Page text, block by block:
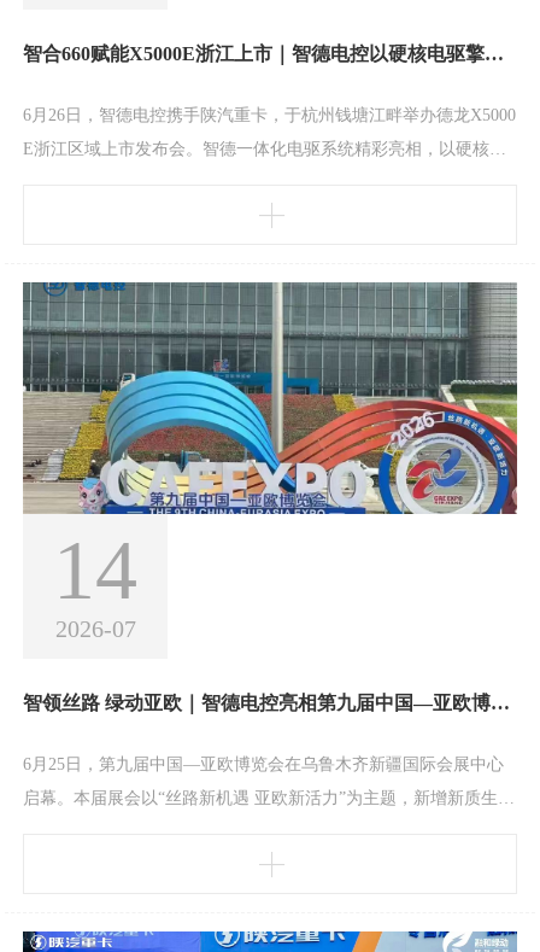
智合660赋能X5000E浙江上市｜智德电控以硬核电驱擎动长三角绿色物流
6月26日，智德电控携手陕汽重卡，于杭州钱塘江畔举办德龙X5000
E浙江区域上市发布会。智德一体化电驱系统精彩亮相，以硬核电
块，智德电控深耕新能源商用车电驱动系统研发与制造。本次亮相
表现的优势，全面适配干线物流等多元场景，降低运营成本，提高
运输效率。立足长三角绿色转型需求，智德电
14
2026-07
智领丝路 绿动亚欧｜智德电控亮相第九届中国—亚欧博览会
6月25日，第九届中国—亚欧博览会在乌鲁木齐新疆国际会展中心
启幕。本届展会以“丝路新机遇 亚欧新活力”为主题，新增新质生产
业，是联通亚欧、深化“一带一路”合作的重要平台。智德电控作为
领域最新技术成果。本次展会重点展出电机、电控及一体化电驱系